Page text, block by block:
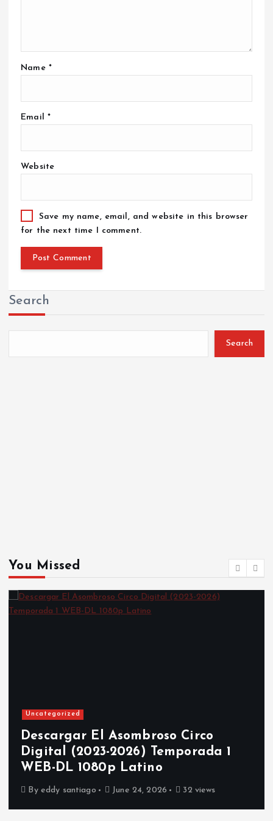
Name *
Email *
Website
Save my name, email, and website in this browser
for the next time I comment.
Search
Search
You Missed
Uncategorized
Descargar El Asombroso Circo
Digital (2023-2026) Temporada 1
WEB-DL 1080p Latino
By eddy santiago June 24, 2026 32 views